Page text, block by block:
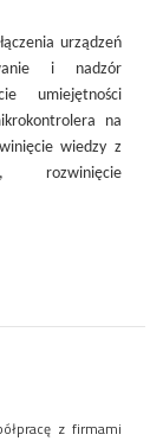
urządzeń
i nadzór
umiejętności
na
wiedzy z
rozwinięcie
z firmami